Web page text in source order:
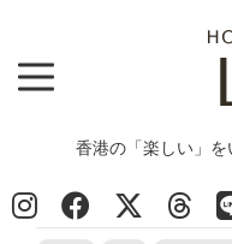
香港の「楽しい」
Column
>
2022/10/07